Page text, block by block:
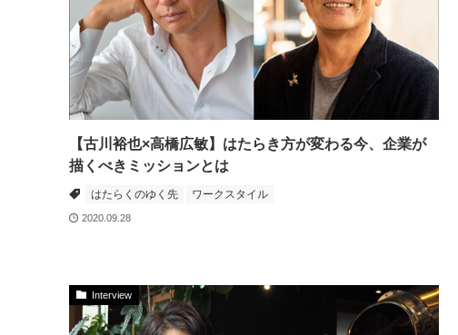
【古川裕也×高橋広敏】はたらき方が変わる今、企業が
描くべきミッションとは
はたらくのゆく先 ワークスタイル
2020.09.28
Interview